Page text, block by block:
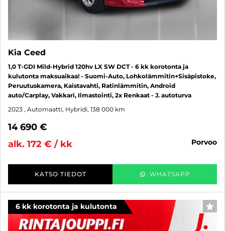
Kia Ceed
1,0 T-GDI Mild-Hybrid 120hv LX SW DCT - 6 kk korotonta ja
kulutonta maksuaikaa! - Suomi-Auto, Lohkolämmitin+Sisäpistoke,
Peruutuskamera, Kaistavahti, Ratinlämmitin, Android
auto/Carplay, Vakkari, Ilmastointi, 2x Renkaat - J. autoturva
2023 , Automaatti, Hybridi, 138 000 km
14 690 €
alk. 172 € / kk
porvoo
KATSO TIEDOT WHATSAPP
6 kk korotonta ja kulutonta